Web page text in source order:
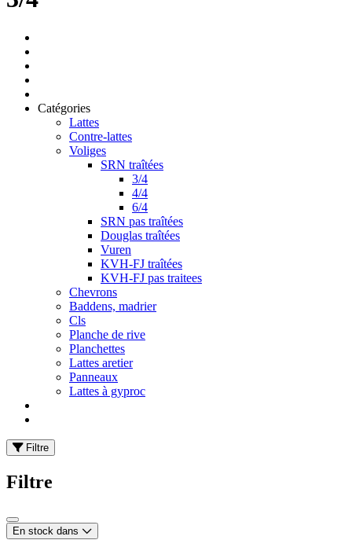
Catégories
Lattes
Contre-lattes
Voliges
SRN traîtées
3/4
4/4
6/4
SRN pas traîtées
Douglas traîtées
Vuren
KVH-FJ traîtées
KVH-FJ pas traitees
Chevrons
Baddens, madrier
Cls
Planche de rive
Planchettes
Lattes aretier
Panneaux
Lattes à gyproc
Filtre
Filtre
En stock dans